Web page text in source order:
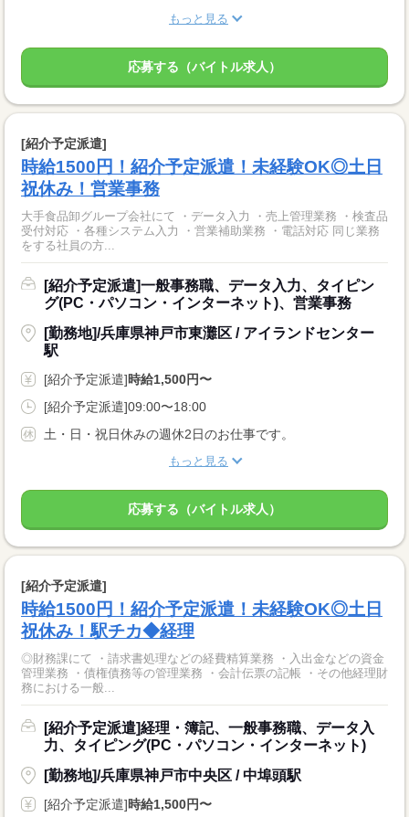
もっと見る
応募する（バイトル求人）
[紹介予定派遣]
時給1500円！紹介予定派遣！未経験OK◎土日
祝休み！営業事務
大手食品卸グループ会社にて ・データ入力 ・売上管理業務 ・検査品
受付対応 ・各種システム入力 ・営業補助業務 ・電話対応 同じ業務
をする社員の方...
[紹介予定派遣]一般事務職、データ入力、タイピン
グ(PC・パソコン・インターネット)、営業事務
[勤務地]/兵庫県神戸市東灘区 / アイランドセンター
駅
[紹介予定派遣]時給1,500円〜
[紹介予定派遣]09:00〜18:00
土・日・祝日休みの週休2日のお仕事です。
もっと見る
応募する（バイトル求人）
[紹介予定派遣]
時給1500円！紹介予定派遣！未経験OK◎土日
祝休み！駅チカ◆経理
◎財務課にて ・請求書処理などの経費精算業務 ・入出金などの資金
管理業務 ・債権債務等の管理業務 ・会計伝票の記帳 ・その他経理財
務における一般...
[紹介予定派遣]経理・簿記、一般事務職、データ入
力、タイピング(PC・パソコン・インターネット)
[勤務地]/兵庫県神戸市中央区 / 中埠頭駅
[紹介予定派遣]時給1,500円〜